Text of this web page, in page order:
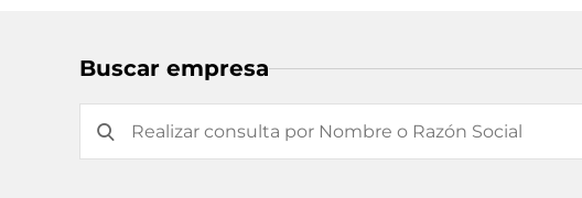
Buscar empresa